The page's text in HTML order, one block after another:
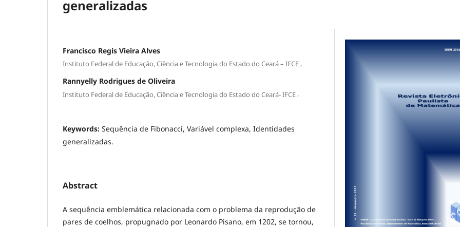
generalizadas
Francisco Regis Vieira Alves
Instituto Federal de Educação, Ciência e Tecnologia do Estado do Ceará – IFCE ,
Rannyelly Rodrigues de Oliveira
Instituto Federal de Educação, Ciência e Tecnologia do Estado do Ceará- IFCE ,
Keywords: Sequência de Fibonacci, Variável complexa, Identidades
generalizadas.
Abstract
A sequência emblemática relacionada com o problema da reprodução de
pares de coelhos, propugnado por Leonardo Pisano, em 1202, se tornou,